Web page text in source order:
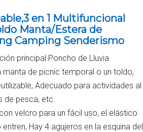
en 1 Multifuncional
Manta/Estera de
Camping Senderismo
principal Poncho de Lluvia
de picnic temporal o un toldo,
Adecuado para actividades al
de pesca, etc.
velcro para un fácil uso, el elástico
Hay 4 agujeros en la esquina del